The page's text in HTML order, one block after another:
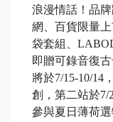
浪漫情話！品
網、百貨限量
袋套組、
即贈可錄音復
將於7/15-10/14
創，第二站於7/
參與夏日薄荷